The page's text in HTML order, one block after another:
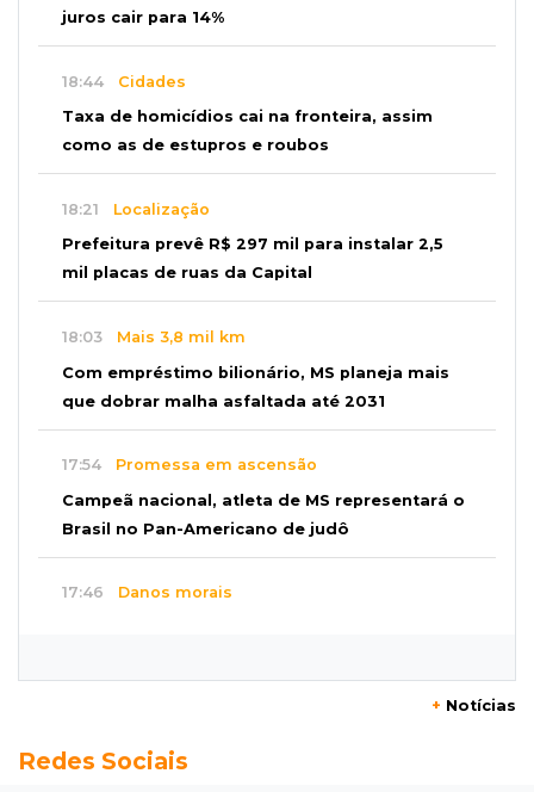
juros cair para 14%
18:44 Cidades
Taxa de homicídios cai na fronteira, assim
como as de estupros e roubos
18:21 Localização
Prefeitura prevê R$ 297 mil para instalar 2,5
mil placas de ruas da Capital
18:03 Mais 3,8 mil km
Com empréstimo bilionário, MS planeja mais
que dobrar malha asfaltada até 2031
17:54 Promessa em ascensão
Campeã nacional, atleta de MS representará o
Brasil no Pan-Americano de judô
17:46 Danos morais
Velório de Luis Pedro Scalise será no Rubens
+ Notícias
Redes Sociais